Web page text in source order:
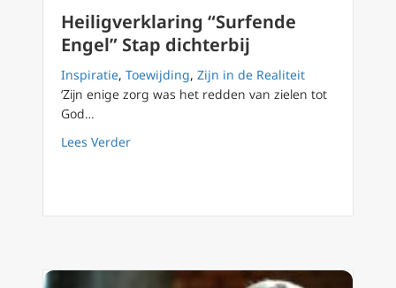
Heiligverklaring “Surfende
Engel” Stap dichterbij
Inspiratie, Toewijding, Zijn in de Realiteit
‘Zijn enige zorg was het redden van zielen tot
God…
Lees Verderabout Heiligverklaring “Surfende Engel”